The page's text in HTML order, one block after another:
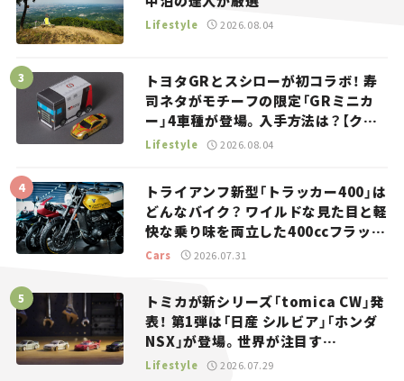
Lifestyle 2026.08.04
トヨタGRとスシローが初コラボ！ 寿
司ネタがモチーフの限定「GRミニカ
ー」4車種が登場。入手方法は？【クル
マとホビー】
Lifestyle 2026.08.04
トライアンフ新型「トラッカー400」は
どんなバイク？ ワイルドな見た目と軽
快な乗り味を両立した400ccフラット
トラッカー【試乗レビュー】
Cars 2026.07.31
トミカが新シリーズ「tomica CW」発
表！ 第1弾は「日産 シルビア」「ホンダ
NSX」が登場。世界が注目す
る“JDM”に焦点【クルマとホビー】
Lifestyle 2026.07.29